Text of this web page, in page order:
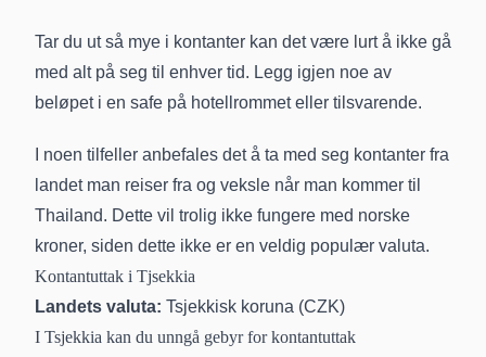
Tar du ut så mye i kontanter kan det være lurt å ikke gå
med alt på seg til enhver tid. Legg igjen noe av
beløpet i en safe på hotellrommet eller tilsvarende.
I noen tilfeller anbefales det å ta med seg kontanter fra
landet man reiser fra og veksle når man kommer til
Thailand. Dette vil trolig ikke fungere med norske
kroner, siden dette ikke er en veldig populær valuta.
Kontantuttak i Tjsekkia
Landets valuta: Tsjekkisk koruna (CZK)
I Tsjekkia kan du unngå gebyr for kontantuttak